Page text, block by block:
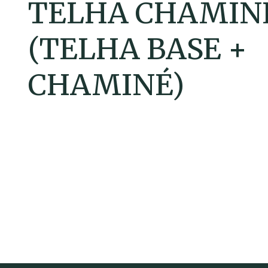
TELHA
(TELHA BASE +
CHAMINÉ)